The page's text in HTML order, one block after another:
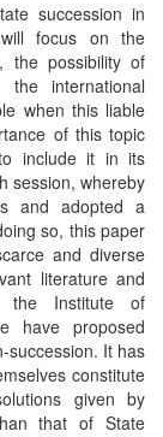
succession in
focus on the
the possibility of
international
when this liable
of this topic
include it in its
session, whereby
and adopted a
so, this paper
and diverse
literature and
the Institute of
have proposed
succession. It has
constitute
given by
that of State